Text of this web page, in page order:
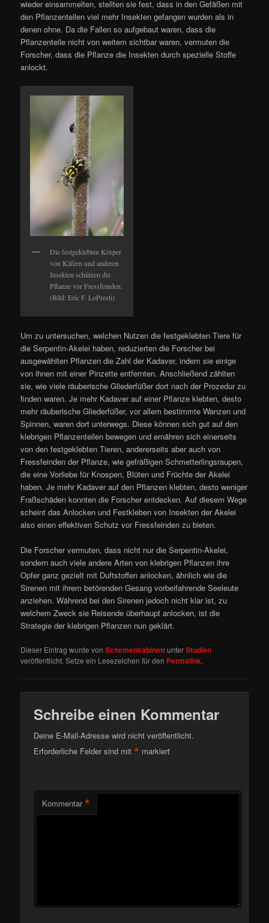
wieder einsammelten, stellten sie fest, dass in den Gefäßen mit
den Pflanzenteilen viel mehr Insekten gefangen wurden als in
denen ohne. Da die Fallen so aufgebaut waren, dass die
Pflanzenteile nicht von weitem sichtbar waren, vermuten die
Forscher, dass die Pflanze die Insekten durch spezielle Stoffe
anlockt.
Die festgeklebten Körper
von Käfern und anderen
Insekten schützen die
Pflanze vor Fressfeinden.
(Bild: Eric F. LoPresti)
Um zu untersuchen, welchen Nutzen die festgeklebten Tiere für
die Serpentin-Akelei haben, reduzierten die Forscher bei
ausgewählten Pflanzen die Zahl der Kadaver, indem sie einige
von ihnen mit einer Pinzette entfernten. Anschließend zählten
sie, wie viele räuberische Gliederfüßer dort nach der Prozedur zu
finden waren. Je mehr Kadaver auf einer Pflanze klebten, desto
mehr räuberische Gliederfüßer, vor allem bestimmte Wanzen und
Spinnen, waren dort unterwegs. Diese können sich gut auf den
klebrigen Pflanzenteilen bewegen und ernähren sich einerseits
von den festgeklebten Tieren, andererseits aber auch von
Fressfeinden der Pflanze, wie gefräßigen Schmetterlingsraupen,
die eine Vorliebe für Knospen, Blüten und Früchte der Akelei
haben. Je mehr Kadaver auf den Pflanzen klebten, desto weniger
Fraßschäden konnten die Forscher entdecken. Auf diesem Wege
scheint das Anlocken und Festkleben von Insekten der Akelei
also einen effektiven Schutz vor Fressfeinden zu bieten.
Die Forscher vermuten, dass nicht nur die Serpentin-Akelei,
sondern auch viele andere Arten von klebrigen Pflanzen ihre
Opfer ganz gezielt mit Duftstoffen anlocken, ähnlich wie die
Sirenen mit ihrem betörenden Gesang vorbeifahrende Seeleute
anziehen. Während bei den Sirenen jedoch nicht klar ist, zu
welchem Zweck sie Reisende überhaupt anlocken, ist die
Strategie der klebrigen Pflanzen nun geklärt.
Dieser Eintrag wurde vonSchemenkabinettunterStudien
veröffentlicht. Setze ein Lesezeichen für den Permalink.
Schreibe einen Kommentar
Deine E-Mail-Adresse wird nicht veröffentlicht.
Erforderliche Felder sind mit* markiert
Kommentar *